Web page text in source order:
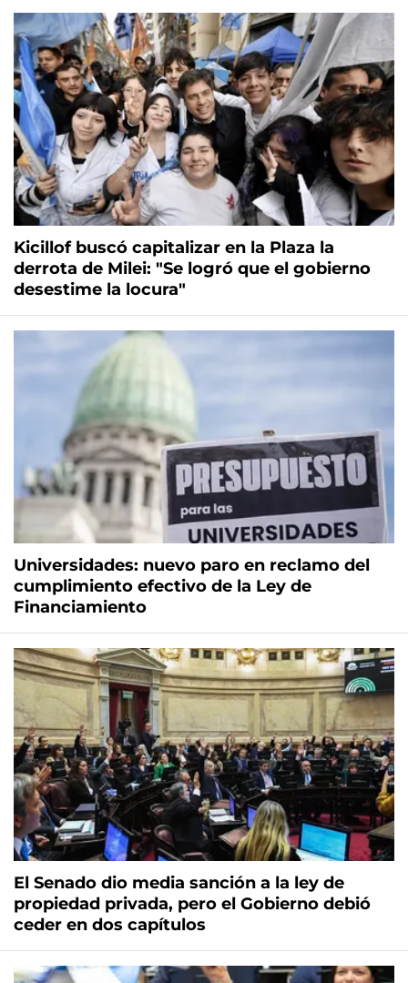
Kicillof buscó capitalizar en la Plaza la
derrota de Milei: "Se logró que el gobierno
desestime la locura"
Universidades: nuevo paro en reclamo del
cumplimiento efectivo de la Ley de
Financiamiento
El Senado dio media sanción a la ley de
propiedad privada, pero el Gobierno debió
ceder en dos capítulos